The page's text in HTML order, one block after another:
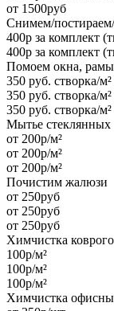
от 1500руб
Снимем/
400р за комплект
400р за комплект
Помоем окна,
350 руб. створка/м²
350 руб. створка/м²
350 руб. створка/м²
Мытье стеклянных
от 200р/м²
от 200р/м²
от 200р/м²
Почистим жалюзи
от 250руб
от 250руб
от 250руб
Химчистка
100р/м²
100р/м²
100р/м²
Химчистка